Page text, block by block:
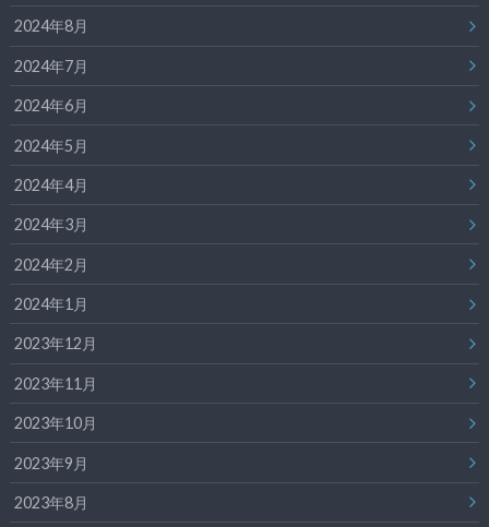
2024年8月
2024年7月
2024年6月
2024年5月
2024年4月
2024年3月
2024年2月
2024年1月
2023年12月
2023年11月
2023年10月
2023年9月
2023年8月